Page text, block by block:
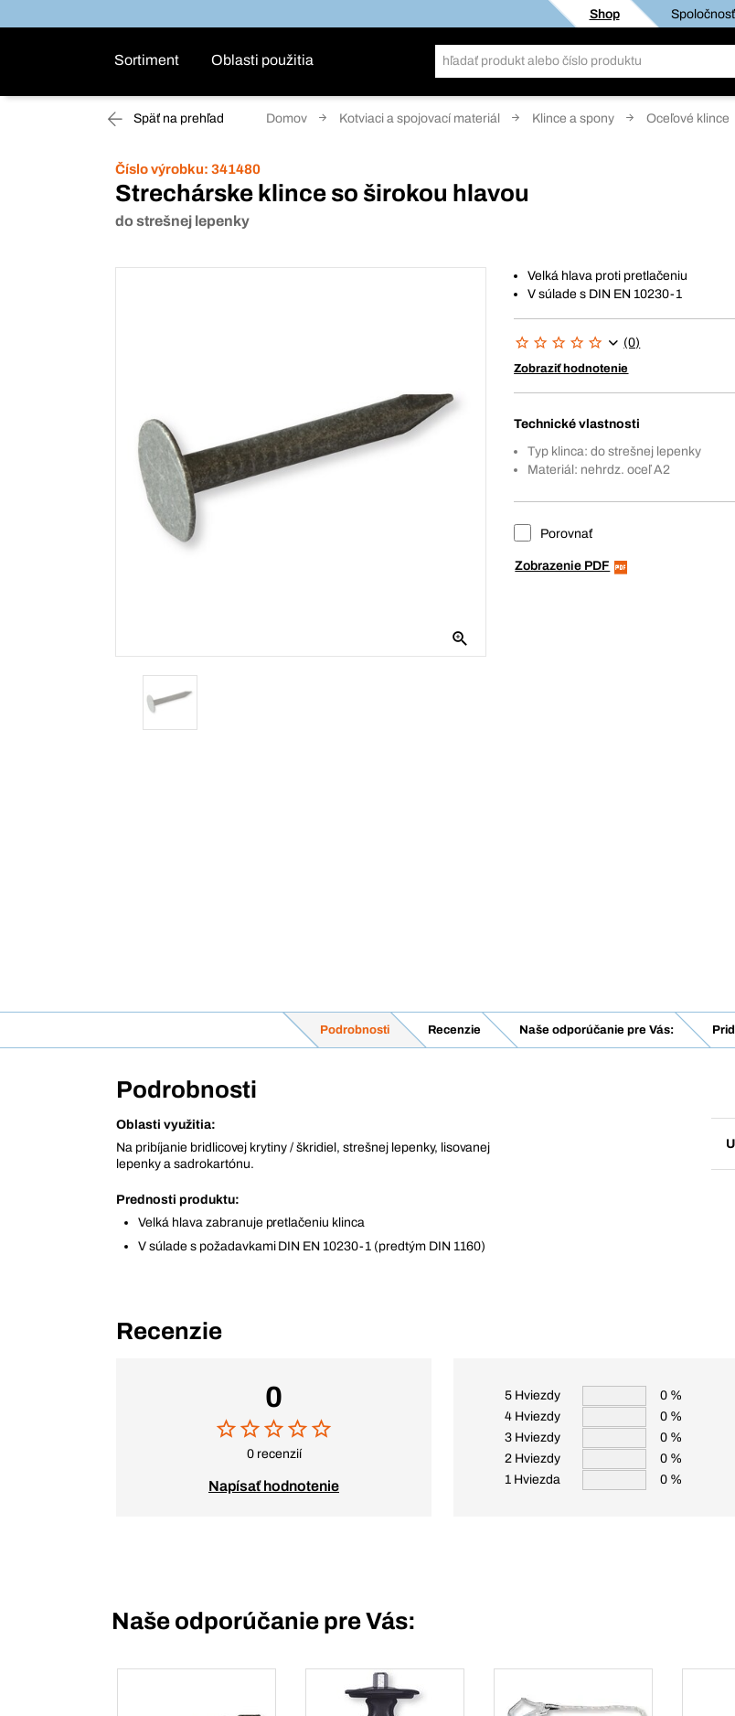
Shop Spoločnosť
Sortiment Oblasti použitia
Späť na prehľad Domov Kotviaci a spojovací materiál Klince a spony Oceľové klince
Číslo výrobku: 341480
Strechárske klince so širokou hlavou
do strešnej lepenky
Velká hlava proti pretlačeniu
V súlade s DIN EN 10230-1
(0)
Zobraziť hodnotenie
Technické vlastnosti
Typ klinca: do strešnej lepenky
Materiál: nehrdz. oceľ A2
Porovnať
Zobrazenie PDF
Podrobnosti Recenzie Naše odporúčanie pre Vás:
Podrobnosti
Oblasti využitia:
Na pribíjanie bridlicovej krytiny / škridiel, strešnej lepenky, lisovanej
lepenky a sadrokartónu.
Prednosti produktu:
Velká hlava zabranuje pretlačeniu klinca
V súlade s požadavkami DIN EN 10230-1 (predtým DIN 1160)
Recenzie
0
0 recenzií
Napísať hodnotenie
5 Hviezdy
0 %
4 Hviezdy
0 %
3 Hviezdy
0 %
2 Hviezdy
0 %
1 Hviezda
0 %
Naše odporúčanie pre Vás: